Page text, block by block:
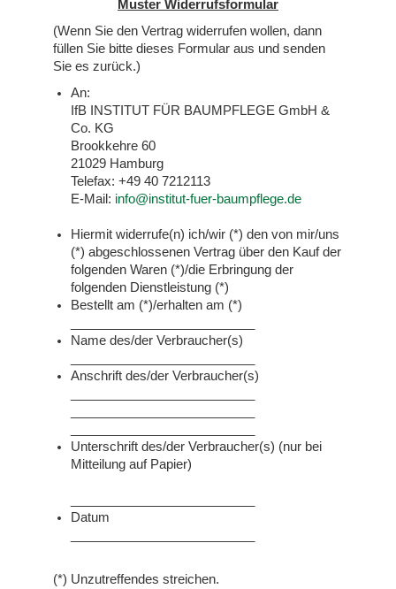
Muster Widerrufsformular
(Wenn Sie den Vertrag widerrufen wollen, dann
füllen Sie bitte dieses Formular aus und senden
Sie es zurück.)
An:
IfB INSTITUT FÜR BAUMPFLEGE GmbH &
Co. KG
Brookkehre 60
21029 Hamburg
Telefax: +49 40 7212113
E-Mail: info@institut-fuer-baumpflege.de
Hiermit widerrufe(n) ich/wir (*) den von mir/uns
(*) abgeschlossenen Vertrag über den Kauf der
folgenden Waren (*)/die Erbringung der
folgenden Dienstleistung (*)
Bestellt am (*)/erhalten am (*)
Name des/der Verbraucher(s)
Anschrift des/der Verbraucher(s)
Unterschrift des/der Verbraucher(s) (nur bei
Mitteilung auf Papier)
Datum
(*) Unzutreffendes streichen.